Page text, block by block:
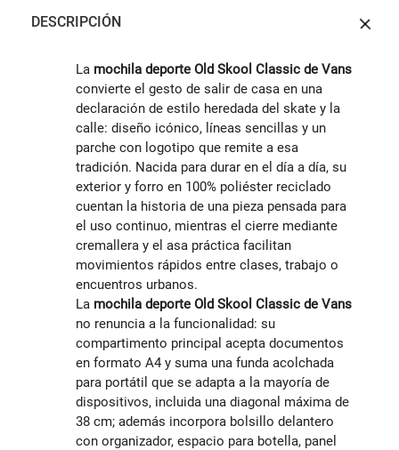
DESCRIPCIÓN
La mochila deporte Old Skool Classic de Vans
convierte el gesto de salir de casa en una
declaración de estilo heredada del skate y la
calle: diseño icónico, líneas sencillas y un
parche con logotipo que remite a esa
tradición. Nacida para durar en el día a día, su
exterior y forro en 100% poliéster reciclado
cuentan la historia de una pieza pensada para
el uso continuo, mientras el cierre mediante
cremallera y el asa práctica facilitan
movimientos rápidos entre clases, trabajo o
encuentros urbanos.
La mochila deporte Old Skool Classic de Vans
no renuncia a la funcionalidad: su
compartimento principal acepta documentos
en formato A4 y suma una funda acolchada
para portátil que se adapta a la mayoría de
dispositivos, incluida una diagonal máxima de
38 cm; además incorpora bolsillo delantero
con organizador, espacio para botella, panel